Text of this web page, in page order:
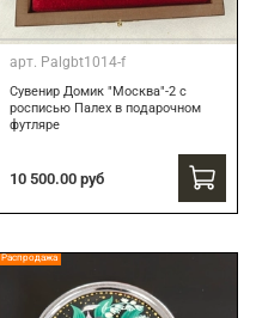
арт. Palgbt1014-f
Сувенир Домик "Москва"-2 с
росписью Палех в подарочном
футляре
10 500.00 руб
Распродажа